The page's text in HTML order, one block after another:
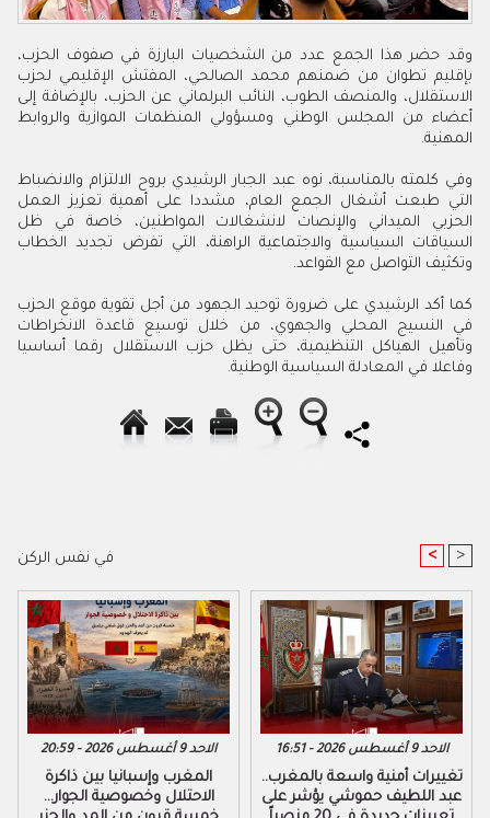
وقد حضر هذا الجمع عدد من الشخصيات البارزة في صفوف الحزب،
بإقليم تطوان من ضمنهم محمد الصالحي، المفتش الإقليمي لحزب
الاستقلال، والمنصف الطوب، النائب البرلماني عن الحزب، بالإضافة إلى
أعضاء من المجلس الوطني ومسؤولي المنظمات الموازية والروابط
المهنية.
وفي كلمته بالمناسبة، نوه عبد الجبار الرشيدي بروح الالتزام والانضباط
التي طبعت أشغال الجمع العام، مشددا على أهمية تعزيز العمل
الحزبي الميداني والإنصات لانشغالات المواطنين، خاصة في ظل
السياقات السياسية والاجتماعية الراهنة، التي تفرض تجديد الخطاب
وتكثيف التواصل مع القواعد.
كما أكد الرشيدي على ضرورة توحيد الجهود من أجل تقوية موقع الحزب
في النسيج المحلي والجهوي، من خلال توسيع قاعدة الانخراطات
وتأهيل الهياكل التنظيمية، حتى يظل حزب الاستقلال رقما أساسيا
وفاعلا في المعادلة السياسية الوطنية.
في نفس الركن < >
الاحد 9 أغسطس 2026 - 20:59
المغرب وإسبانيا بين ذاكرة
الاحتلال وخصوصية الجوار…
الاحد 9 أغسطس 2026 - 16:51
تغييرات أمنية واسعة بالمغرب..
عبد اللطيف حموشي يؤشر على